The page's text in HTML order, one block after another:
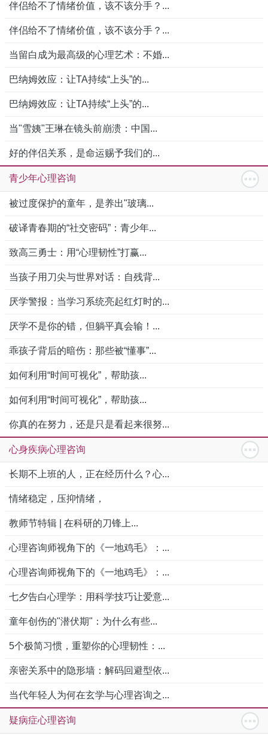
伴侣给不了情绪价值，该不该分手？...
伴侣给不了情绪价值，该不该分手？...
当留白成为最高级的心理艺术：不婚...
巴纳姆效应：让TA持续“上头”的...
巴纳姆效应：让TA持续“上头”的...
当"雪姨"王琳在镜头前崩溃：中国...
好的伴侣关系，是命运赐予我们的...
青少年心理咨询
被过度保护的童年，是养出"玻璃...
破译青春期的“社交密码”：青少年...
致高三勇士：用“心理韧性”打赢...
当孩子用刀尖与世界对话：自残背...
厌学警报：当学习系统亮起红灯时的...
厌学不是你的错，但躺平真会输！...
乖孩子背后的暗伤：那些被“懂事”...
如何利用“时间可视化”，帮助孩...
如何利用“时间可视化”，帮助孩...
你真的在努力，还是只是看起来很努...
心身疾病心理咨询
长期不上班的人，正在经历什么？心...
情绪稳定，压抑情绪，
教师节特辑 | 在科研的刀锋上...
心理咨询师视角下的《一地鸡毛》：...
心理咨询师视角下的《一地鸡毛》：...
七夕告白心理学：用科学技巧让爱意...
童年创伤的"潜伏期"：为什么有些...
5个极简习惯，重塑你的心理韧性：...
亲密关系中的隐形墙：解码回避型依...
当代年轻人为何在玄学与心理咨询之...
疑病症心理咨询